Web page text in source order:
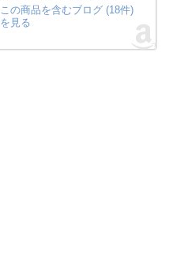
この商品を含むブログ (18件)
を見る